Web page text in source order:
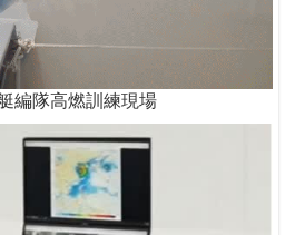
編隊高燃訓練現場